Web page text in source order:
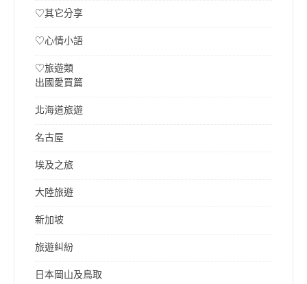
♡其它分享
♡心情小語
♡旅遊類
出國愛買篇
北海道旅遊
名古屋
埃及之旅
大陸旅遊
新加坡
旅遊糾紛
日本岡山及鳥取